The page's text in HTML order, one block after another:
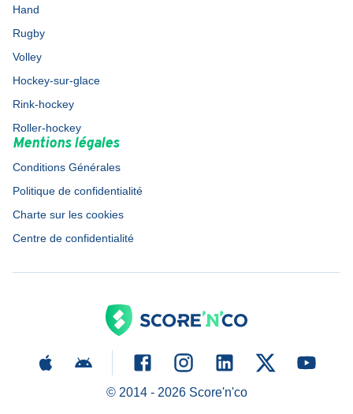
Hand
Rugby
Volley
Hockey-sur-glace
Rink-hockey
Roller-hockey
Mentions légales
Conditions Générales
Politique de confidentialité
Charte sur les cookies
Centre de confidentialité
© 2014 - 2026Score'n'co